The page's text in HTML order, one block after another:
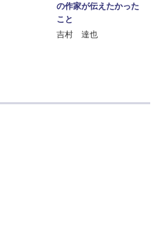
の作家が伝えたかった
こと
吉村 達也